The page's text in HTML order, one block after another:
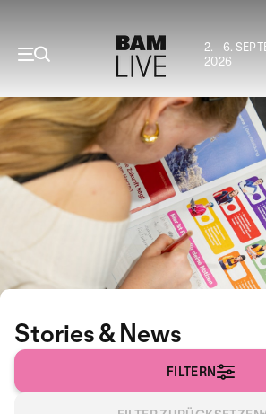
2. - 6.
2026
Stories & News
FILTERN